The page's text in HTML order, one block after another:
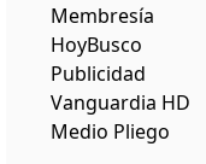
Membresía
HoyBusco
Publicidad
Vanguardia HD
Medio Pliego